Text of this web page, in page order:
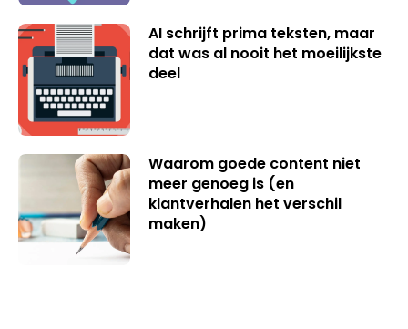
AI schrijft prima teksten, maar
dat was al nooit het moeilijkste
deel
Waarom goede content niet
meer genoeg is (en
klantverhalen het verschil
maken)